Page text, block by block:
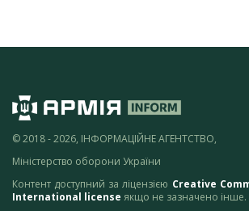
© 2018 - 2026, ІНФОРМАЦІЙНЕ АГЕНТСТВО,
Міністерство оборони України
Контент доступний за ліцензією Creative
International license якщо не зазначено інше.